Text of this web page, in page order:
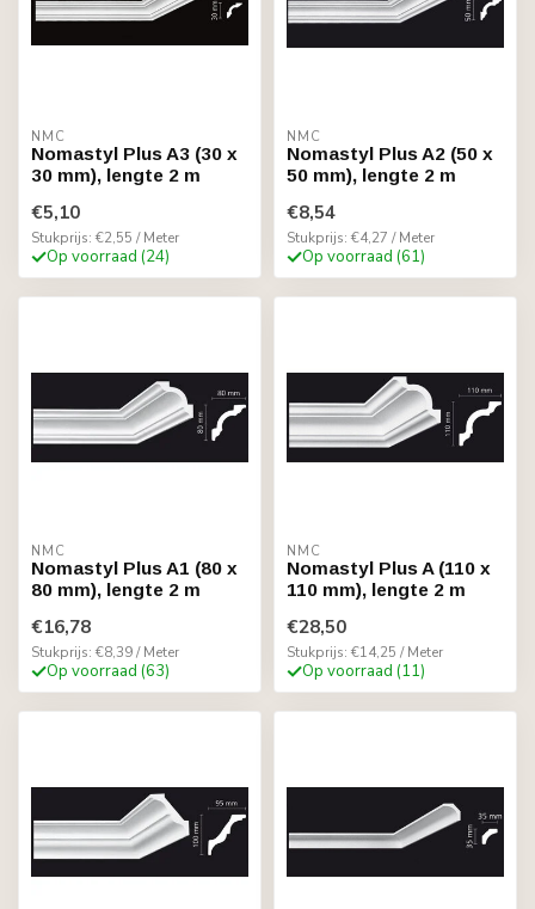
NMC
Nomastyl Plus A3 (30 x
30 mm), lengte 2 m
€5,10
Stukprijs: €2,55 / Meter
Op voorraad (24)
NMC
Nomastyl Plus A2 (50 x
50 mm), lengte 2 m
€8,54
Stukprijs: €4,27 / Meter
Op voorraad (61)
NMC
Nomastyl Plus A1 (80 x
80 mm), lengte 2 m
€16,78
Stukprijs: €8,39 / Meter
Op voorraad (63)
NMC
Nomastyl Plus A (110 x
110 mm), lengte 2 m
€28,50
Stukprijs: €14,25 / Meter
Op voorraad (11)